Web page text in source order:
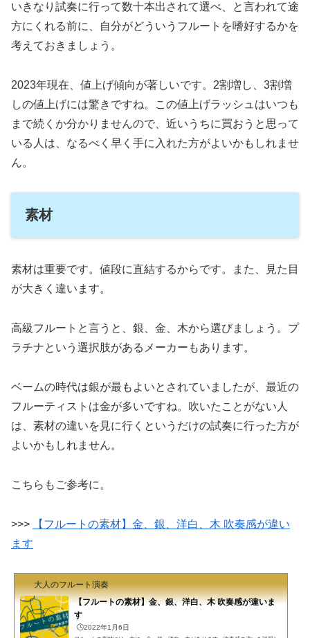
いきなり試奏に行って数十本出されて選べ、と言われて途
方にくれる前に、自分がどういうフルートを嗜好するかを
考えておきましょう。
2023年現在、値上げ傾向が著しいです。2割増し、3割増
しの値上げには驚きですね。この値上げラッシュはいつも
まで続くか分かりませんので、近いうちに買おうと思って
いる人は、なるべく早く手に入れた方がよいかもしれませ
ん。
素材
素材は重要です。値段に直結するからです。また、見た目
が大きく違います。
高級フルートと言うと、銀、金、木から選びましょう。プ
ラチナという選択肢があるメーカーもあります。
ベームの時代は銀が最もよいとされていましたが、最近の
フルーティストは金が多いですね。吹いたことがない人
は、素材の違いを見に行くというだけの試奏に行った方が
よいかもしれません。
こちらもご参考に。
>>>
【フルートの素材】金、銀、洋白、木 吹奏感が違い
ます
大人のフルート演奏
【フルートの素材】金、銀、洋白、木 吹奏感が違いま
す
🕒️2022年1月6日